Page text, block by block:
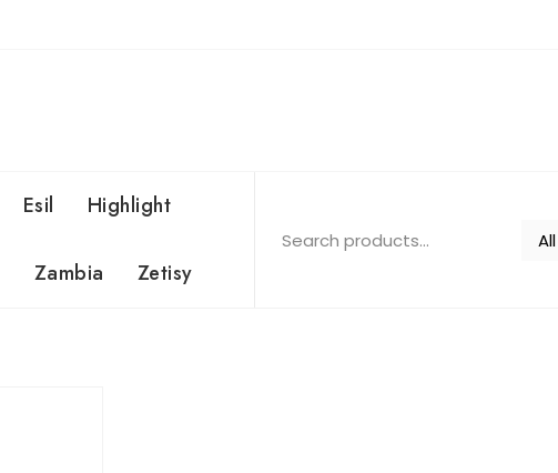
Esil Highlight
Zambia Zetisy